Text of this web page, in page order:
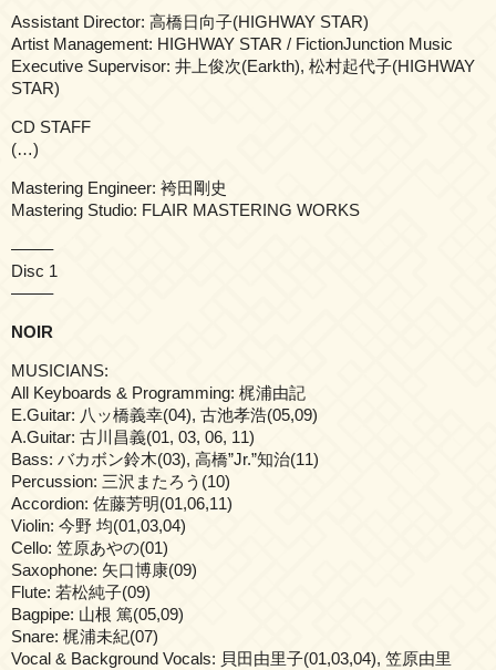
Assistant Director: 高橋日向子(HIGHWAY STAR)
Artist Management: HIGHWAY STAR / FictionJunction Music
Executive Supervisor: 井上俊次(Earkth), 松村起代子(HIGHWAY
STAR)
CD STAFF
(…)
Mastering Engineer: 袴田剛史
Mastering Studio: FLAIR MASTERING WORKS
——–
Disc 1
——–
NOIR
MUSICIANS:
All Keyboards & Programming: 梶浦由記
E.Guitar: 八ッ橋義幸(04), 古池孝浩(05,09)
A.Guitar: 古川昌義(01, 03, 06, 11)
Bass: バカボン鈴木(03), 高橋”Jr.”知治(11)
Percussion: 三沢またろう(10)
Accordion: 佐藤芳明(01,06,11)
Violin: 今野 均(01,03,04)
Cello: 笠原あやの(01)
Saxophone: 矢口博康(09)
Flute: 若松純子(09)
Bagpipe: 山根 篤(05,09)
Snare: 梶浦未紀(07)
Vocal & Background Vocals: 貝田由里子(01,03,04), 笠原由里